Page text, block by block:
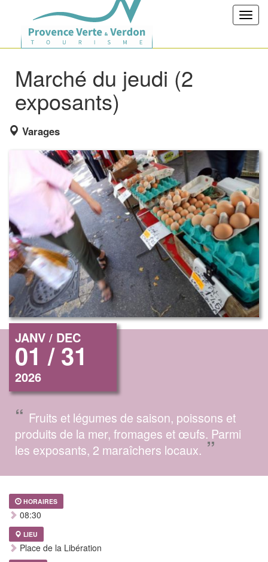
Marché du jeudi (2
exposants)
Varages
JANV / DEC
01 / 31
2026
“ Fruits et légumes de saison, poissons et
produits de la mer, fromages et œufs. Parmi
les exposants, 2 maraîchers locaux. ”
HORAIRES
08:30
LIEU
Place de la Libération